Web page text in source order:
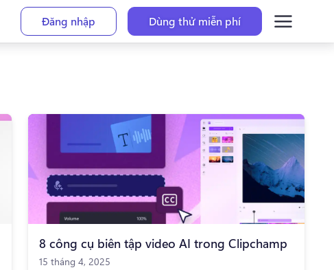
Đăng nhập Dùng thử miễn phí
8 công cụ biên tập video AI trong Clipchamp
15 tháng 4, 2025